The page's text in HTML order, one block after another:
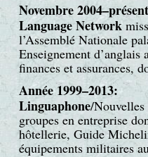
Novembre
Language Network
l’Assemblé Nationale
Enseignement d’anglais
finances et assurances,
Année 1999–2013:
Linguaphone/
groupes en entreprise
hôtellerie, Guide
équipements militaires